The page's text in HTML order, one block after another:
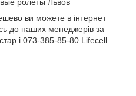
ви можете в інтернет
до наших менеджерів за
і 073-385-85-80 Lifecell.